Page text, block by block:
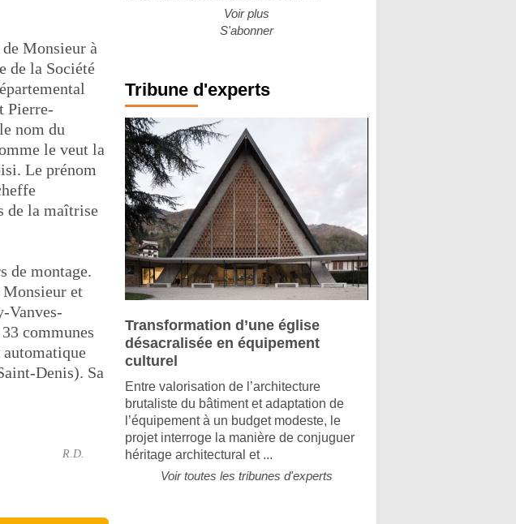
Monsieur à
de la Société
Pierre-
nom du
le veut la
Le prénom
de la maîtrise
de montage.
Monsieur et
Vanves-
communes
Denis). Sa
R.D.
Voir plus
S'abonner
Tribune d'experts
Transformation d’une église
désacralisée en équipement
culturel
Entre valorisation de l’architecture
brutaliste du bâtiment et adaptation de
l’équipement à un budget modeste, le
projet interroge la manière de conjuguer
héritage architectural et ...
Voir toutes les tribunes d'experts